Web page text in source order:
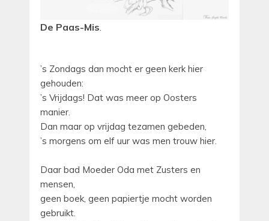
De Paas-Mis
’s Zondags dan mocht er geen kerk hier
gehouden:
’s Vrijdags! Dat was meer op Oosters
manier.
Dan maar op vrijdag tezamen gebeden,
’s morgens om elf uur was men trouw hier.
Daar bad Moeder Oda met Zusters en
mensen,
geen boek, geen papiertje mocht worden
gebruikt.